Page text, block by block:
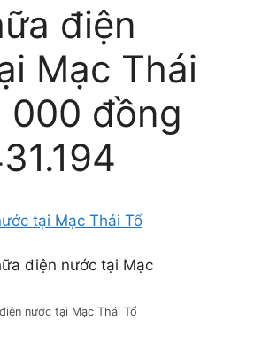
điện
Mạc Thái
000 đồng
tại Mạc Thái Tổ
nước tại Mạc Thái Tổ